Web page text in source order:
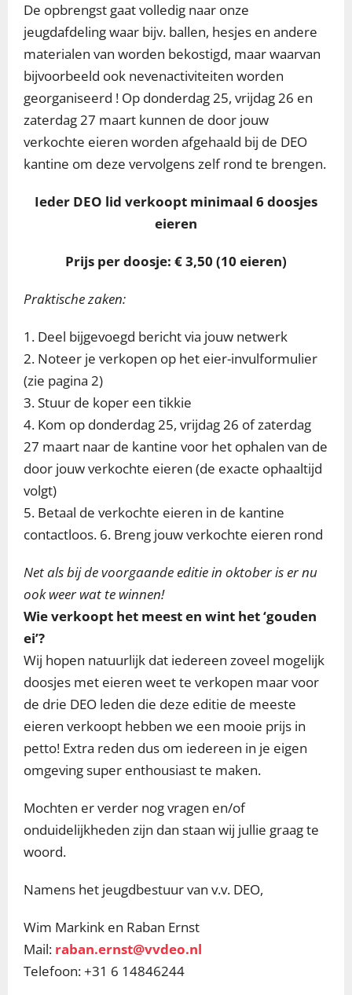
De opbrengst gaat volledig naar onze
jeugdafdeling waar bijv. ballen, hesjes en andere
materialen van worden bekostigd, maar waarvan
bijvoorbeeld ook nevenactiviteiten worden
georganiseerd ! Op donderdag 25, vrijdag 26 en
zaterdag 27 maart kunnen de door jouw
verkochte eieren worden afgehaald bij de DEO
kantine om deze vervolgens zelf rond te brengen.
Ieder DEO lid verkoopt minimaal 6 doosjes
eieren
Prijs per doosje: € 3,50 (10 eieren)
Praktische zaken:
1. Deel bijgevoegd bericht via jouw netwerk
2. Noteer je verkopen op het eier-invulformulier
(zie pagina 2)
3. Stuur de koper een tikkie
4. Kom op donderdag 25, vrijdag 26 of zaterdag
27 maart naar de kantine voor het ophalen van de
door jouw verkochte eieren (de exacte ophaaltijd
volgt)
5. Betaal de verkochte eieren in de kantine
contactloos. 6. Breng jouw verkochte eieren rond
Net als bij de voorgaande editie in oktober is er nu
ook weer wat te winnen!
Wie verkoopt het meest en wint het ‘gouden
ei’?
Wij hopen natuurlijk dat iedereen zoveel mogelijk
doosjes met eieren weet te verkopen maar voor
de drie DEO leden die deze editie de meeste
eieren verkoopt hebben we een mooie prijs in
petto! Extra reden dus om iedereen in je eigen
omgeving super enthousiast te maken.
Mochten er verder nog vragen en/of
onduidelijkheden zijn dan staan wij jullie graag te
woord.
Namens het jeugdbestuur van v.v. DEO,
Wim Markink en Raban Ernst
Mail: raban.ernst@vvdeo.nl
Telefoon: +31 6 14846244